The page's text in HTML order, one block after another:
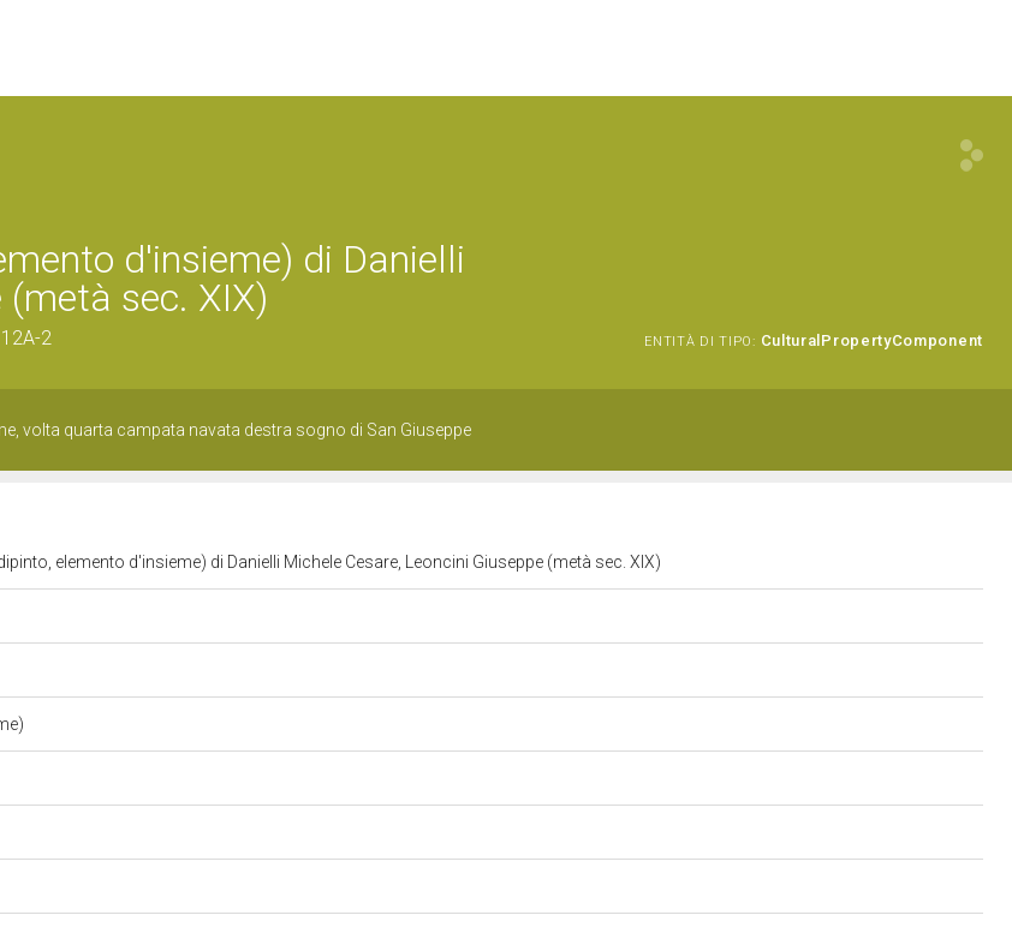
d'insieme) di Danielli
(metà sec. XIX)
2 ENTITÀ DI TIPO: CulturalPropertyComponent
volta quarta campata navata destra sogno di San Giuseppe
elemento d'insieme) di Danielli Michele Cesare, Leoncini Giuseppe (metà sec. XIX)